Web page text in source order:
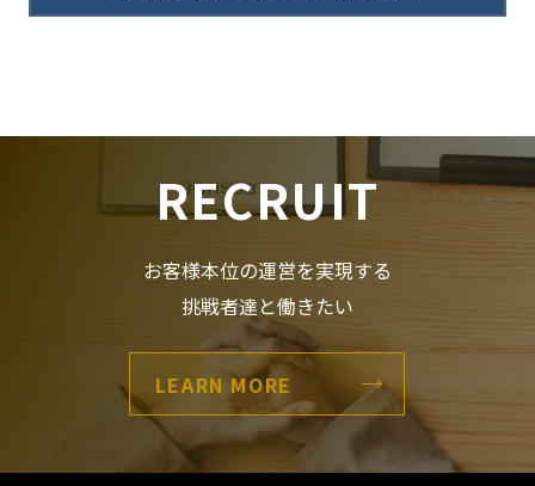
RECRUIT
お客様本位の運営を実現する
挑戦者達と働きたい
LEARN MORE